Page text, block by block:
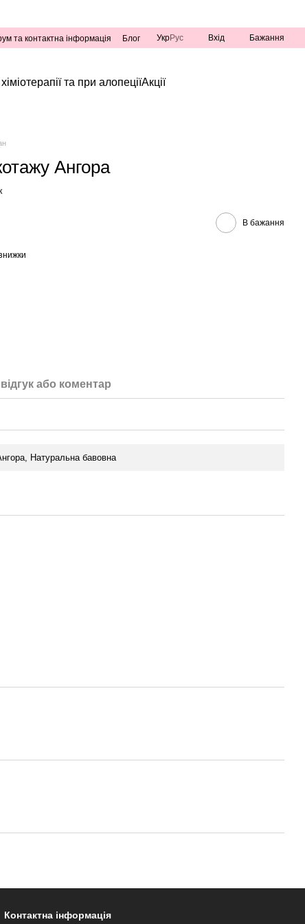
та контактна інформація Блог УкрРус Вхід Бажання
та при алопеціїАкції
Ангора
В бажання
або коментар
Натуральна бавовна
Контактна інформація